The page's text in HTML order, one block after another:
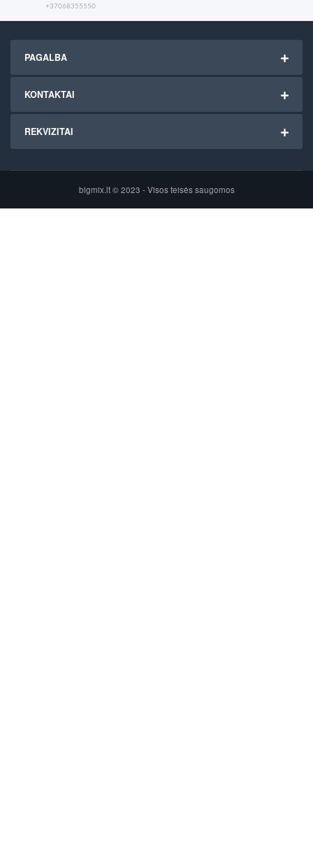
+37068355550
PAGALBA
KONTAKTAI
REKVIZITAI
bigmix.lt © 2023 - Visos teisės saugomos